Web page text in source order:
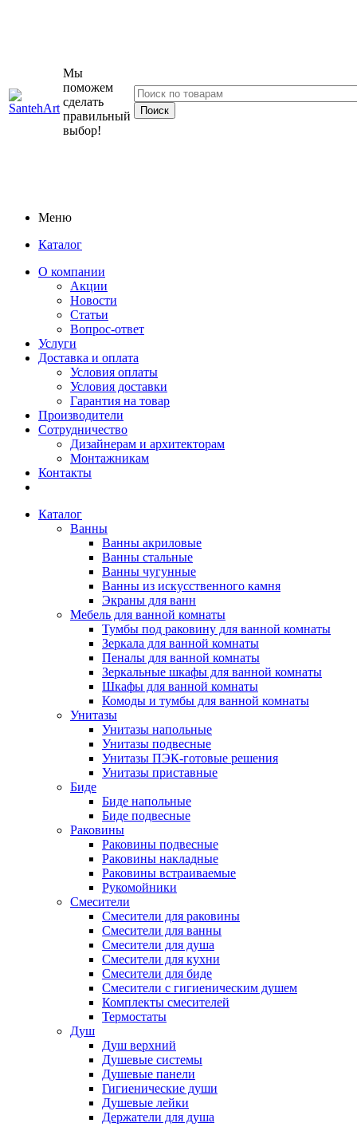
Мы
поможем
сделать
правильный
выбор!
Меню
Каталог
О компании
Акции
Новости
Статьи
Вопрос-ответ
Услуги
Доставка и оплата
Условия оплаты
Условия доставки
Гарантия на товар
Производители
Сотрудничество
Дизайнерам и архитекторам
Монтажникам
Контакты
Каталог
Ванны
Ванны акриловые
Ванны стальные
Ванны чугунные
Ванны из искусственного камня
Экраны для ванн
Мебель для ванной комнаты
Тумбы под раковину для ванной комнаты
Зеркала для ванной комнаты
Пеналы для ванной комнаты
Зеркальные шкафы для ванной комнаты
Шкафы для ванной комнаты
Комоды и тумбы для ванной комнаты
Унитазы
Унитазы напольные
Унитазы подвесные
Унитазы ПЭК-готовые решения
Унитазы приставные
Биде
Биде напольные
Биде подвесные
Раковины
Раковины подвесные
Раковины накладные
Раковины встраиваемые
Рукомойники
Смесители
Смесители для раковины
Смесители для ванны
Смесители для душа
Смесители для кухни
Смесители для биде
Смесители с гигиеническим душем
Комплекты смесителей
Термостаты
Душ
Душ верхний
Душевые системы
Душевые панели
Гигиенические души
Душевые лейки
Держатели для душа